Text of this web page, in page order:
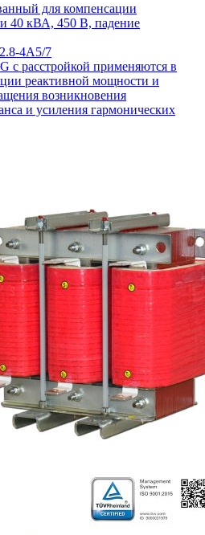
для компенсации
40 кВА, 450 В, падение
4A5/7
с расстройкой применяются в
реактивной мощности и
возникновения
и усиления гармонических